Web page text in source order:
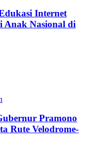
Internet
Anak Nasional di
Pramono
Rute Velodrome-